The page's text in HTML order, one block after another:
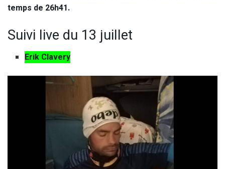
temps de 26h41.
Suivi live du 13 juillet
Erik Clavery